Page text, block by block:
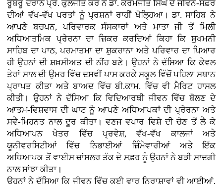
ਰੂਬਰੂ ਦੌਰਾਨ ਪ੍ਰੋ. ਕੁਲਜੀਤ ਕੌਰ ਨੇ ਡਾ. ਕਰਮਜੀਤ ਸਿੰਘ ਦੇ ਜੀਵਨ-ਸਫ਼ਰ
ਦੀਆਂ ਵੱਖ-ਵੱਖ ਪਰਤਾਂ ਨੂੰ ਪ੍ਰਸ਼ਨਾਂ ਰਾਹੀਂ ਖੋਲ੍ਹਿਆ। ਡਾ. ਸਾਹਿਬ ਨੇ
ਆਪਣੇ ਬਚਪਨ, ਪਰਿਵਾਰਕ ਸੰਸਕਾਰਾਂ ਅਤੇ ਮਾਤਾ ਜੀ ਤੋਂ ਮਿਲੀ
ਅਧਿਆਤਮਿਕ ਪ੍ਰੇਰਨਾ ਦਾ ਜ਼ਿਕਰ ਕਰਦਿਆਂ ਕਿਹਾ ਕਿ ਸੁਖਮਨੀ
ਸਾਹਿਬ ਦਾ ਪਾਠ, ਪਰਮਾਤਮਾ ਦਾ ਸ਼ੁਕਰਾਨਾ ਅਤੇ ਪਰਿਵਾਰ ਦਾ ਪਿਆਰ
ਹੀ ਉਹਨਾਂ ਦੀ ਸ਼ਖ਼ਸੀਅਤ ਦੀ ਨੀਂਹ ਬਣੇ। ਉਹਨਾਂ ਨੇ ਦੱਸਿਆ ਕਿ ਕੇਵਲ
ਤੇਰਾਂ ਸਾਲ ਦੀ ਉਮਰ ਵਿੱਚ ਦਸਵੀਂ ਪਾਸ ਕਰਕੇ ਸਕੂਲ ਵਿੱਚੋਂ ਪਹਿਲਾ ਸਥਾਨ
ਪ੍ਰਾਪਤ ਕੀਤਾ ਅਤੇ ਬਾਅਦ ਵਿੱਚ ਬੀ.ਕਾਮ. ਵਿੱਚ ਵੀ ਮੈਰਿਟ ਹਾਸਲ
ਕੀਤੀ। ਉਹਨਾਂ ਨੇ ਦੱਸਿਆ ਕਿ ਵਿਦਿਆਰਥੀ ਜੀਵਨ ਵਿੱਚ ਬੋਲਣ ਦੇ
ਆਤਮ-ਵਿਸ਼ਵਾਸ ਦੀ ਘਾਟ ਨੂੰ ਆਪਣੇ ਅਧਿਆਪਕਾਂ ਦੀ ਪ੍ਰੇਰਨਾ ਅਤੇ
ਸਵੈ-ਮਿਹਨਤ ਨਾਲ ਦੂਰ ਕੀਤਾ। ਵਣਜ ਵਪਾਰ ਵਿਸ਼ੇ ਦੀ ਚੋਣ ਤੋਂ ਲੈ ਕੇ
ਅਧਿਆਪਨ ਖੇਤਰ ਵਿੱਚ ਪ੍ਰਵੇਸ਼, ਵੱਖ-ਵੱਖ ਕਾਲਜਾਂ ਅਤੇ
ਯੂਨੀਵਰਸਿਟੀਆਂ ਵਿੱਚ ਨਿਭਾਈਆਂ ਜ਼ਿੰਮੇਵਾਰੀਆਂ ਅਤੇ ਇੱਕ
ਅਧਿਆਪਕ ਤੋਂ ਵਾਈਸ ਚਾਂਸਲਰ ਤੱਕ ਦੇ ਸਫ਼ਰ ਨੂੰ ਉਹਨਾਂ ਨੇ ਬੜੀ ਸਾਦਗੀ
ਨਾਲ ਸਾਂਝਾ ਕੀਤਾ।
ਉਹਨਾਂ ਨੇ ਦੱਸਿਆ ਕਿ ਜੀਵਨ ਵਿੱਚ ਕਈ ਵਾਰ ਨਿਰਾਸ਼ਾਵਾਂ ਵੀ ਆਈਆਂ,